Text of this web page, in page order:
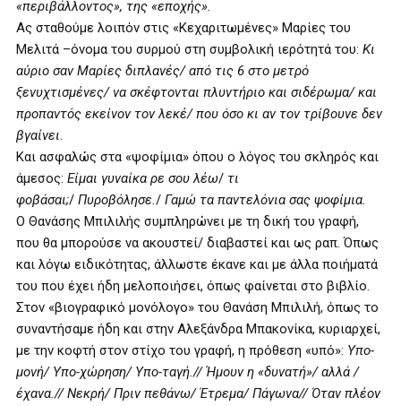
«περιβάλλοντος», της «εποχής».
Ας σταθούμε λοιπόν στις «Κεχαριτωμένες» Μαρίες του
Μελιτά –όνομα του συρμού στη συμβολική ιερότητά του: Κι
αύριο σαν Μαρίες διπλανές/ από τις 6 στο μετρό
ξενυχτισμένες/ να σκέφτονται πλυντήριο και σιδέρωμα/ και
προπαντός εκείνον τον λεκέ/ που όσο κι αν τον τρίβουνε δεν
βγαίνει.
Και ασφαλώς στα «ψοφίμια» όπου ο λόγος του σκληρός και
άμεσος: Είμαι γυναίκα ρε σου λέω/ τι
φοβάσαι;/ Πυροβόλησε./ Γαμώ τα παντελόνια σας ψοφίμια.
Ο Θανάσης Μπιλιλής συμπληρώνει με τη δική του γραφή,
που θα μπορούσε να ακουστεί/ διαβαστεί και ως ραπ. Όπως
και λόγω ειδικότητας, άλλωστε έκανε και με άλλα ποιήματά
του που έχει ήδη μελοποιήσει, όπως φαίνεται στο βιβλίο.
Στον «βιογραφικό μονόλογο» του Θανάση Μπιλιλή, όπως το
συναντήσαμε ήδη και στην Αλεξάνδρα Μπακονίκα, κυριαρχεί,
με την κοφτή στον στίχο του γραφή, η πρόθεση «υπό»: Υπο-
μονή/ Υπο-χώρηση/ Υπο-ταγή.// Ήμουν η «δυνατή»/ αλλά /
έχανα.// Νεκρή/ Πριν πεθάνω/ Έτρεμα/ Πάγωνα// Όταν πλέον